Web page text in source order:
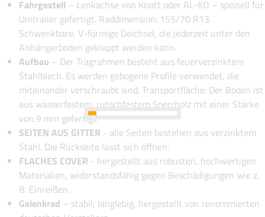
Fahrgestell – Lenkachse von Knott oder AL-KO – speziell für
Unitrailer gefertigt. Raddimension: 155/70 R13.
Schwenkbare, V-förmige Deichsel, die jederzeit unter den
Anhängerboden geklappt werden kann.
Aufbau – Der Tragrahmen besteht aus feuerverzinktem
Stahlblech. Es werden gebogene Profile verwendet, die
miteinander verschraubt sind. Transportfläche: Der Boden ist
aus wasserfestem, rutschfestem Sperrholz mit einer Stärke
von 9 mm gefertigt.
SEITEN AUS GITTER - alle Seiten bestehen aus verzinktem
Stahl. Die Rückseite lässt sich öffnen.
FLACHES COVER - hergestellt aus robusten, hochwertigen
Materialien, widerstandsfähig gegen Beschädigungen wie z.
B. Einreißen.
Gelenkrad – stabil, langlebig, hergestellt von renommierten